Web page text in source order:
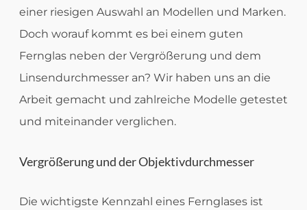
einer riesigen Auswahl an Modellen und Marken.
Doch worauf kommt es bei einem guten
Fernglas neben der Vergrößerung und dem
Linsendurchmesser an? Wir haben uns an die
Arbeit gemacht und zahlreiche Modelle getestet
und miteinander verglichen.
Vergrößerung und der Objektivdurchmesser
Die wichtigste Kennzahl eines Fernglases ist